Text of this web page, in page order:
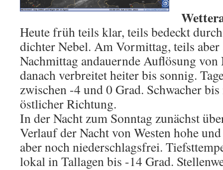
Heute früh teils klar, teils bedeckt
dichter Nebel. Am Vormittag, teils aber
Nachmittag andauernde Auflösung
danach verbreitet heiter bis sonnig.
zwischen -4 und 0 Grad. Schwacher
östlicher Richtung.
In der Nacht zum Sonntag zunächst
Verlauf der Nacht von Westen hohe
aber noch niederschlagsfrei.
lokal in Tallagen bis -14 Grad.